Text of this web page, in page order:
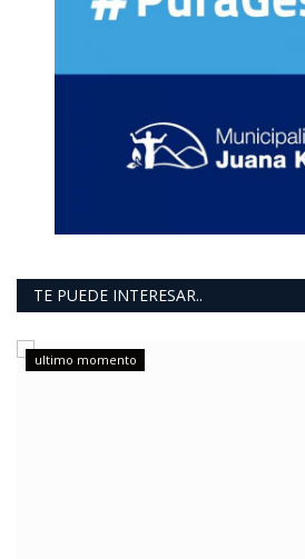
TE PUEDE INTERESAR..
ultimo momento